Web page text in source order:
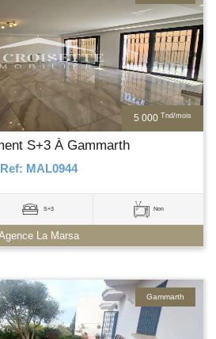
5 000 Tnd/mois
S+3 À Gammarth
Ref: MAL0944
S+3 Non
La Marsa
Gammarth